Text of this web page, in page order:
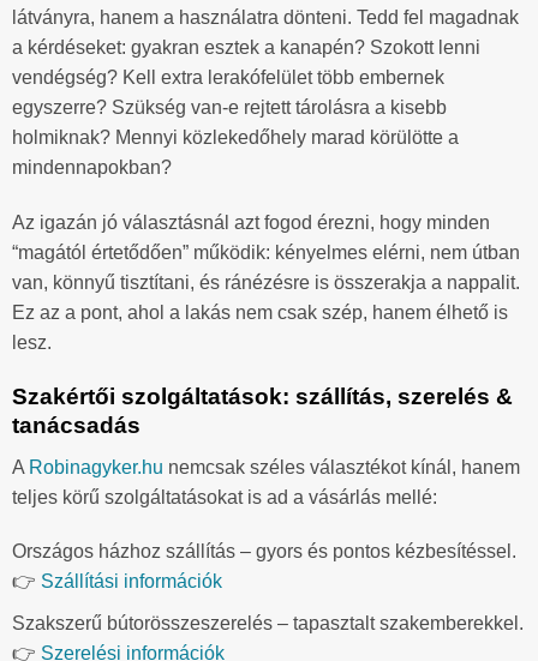
látványra, hanem a használatra dönteni. Tedd fel magadnak
a kérdéseket: gyakran esztek a kanapén? Szokott lenni
vendégség? Kell extra lerakófelület több embernek
egyszerre? Szükség van-e rejtett tárolásra a kisebb
holmiknak? Mennyi közlekedőhely marad körülötte a
mindennapokban?
Az igazán jó választásnál azt fogod érezni, hogy minden
“magától értetődően” működik: kényelmes elérni, nem útban
van, könnyű tisztítani, és ránézésre is összerakja a nappalit.
Ez az a pont, ahol a lakás nem csak szép, hanem élhető is
lesz.
Szakértői szolgáltatások: szállítás, szerelés &
tanácsadás
A Robinagyker.hu nemcsak széles választékot kínál, hanem
teljes körű szolgáltatásokat is ad a vásárlás mellé:
Országos házhoz szállítás – gyors és pontos kézbesítéssel.
👉 Szállítási információk
Szakszerű bútorösszeszerelés – tapasztalt szakemberekkel.
👉 Szerelési információk